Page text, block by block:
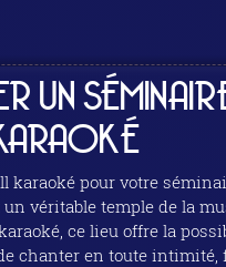
UN
? Un concept unique de bar karaoké Le Musikall
véritable temple de la
ce lieu offre la
chanter en toute intimité,